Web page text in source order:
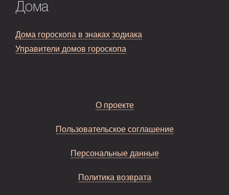
Дома
Дома гороскопа в знаках зодиака
Управители домов гороскопа
О проекте
Пользовательское соглашение
Персональные данные
Политика возврата